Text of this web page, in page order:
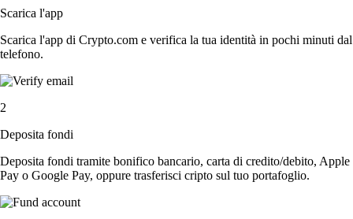
Scarica l'app
Scarica l'app di Crypto.com e verifica la tua identità in pochi minuti dal
telefono.
2
Deposita fondi
Deposita fondi tramite bonifico bancario, carta di credito/debito, Apple
Pay o Google Pay, oppure trasferisci cripto sul tuo portafoglio.